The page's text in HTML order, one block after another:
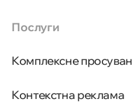
Послуги
Комплексне
Контекстна реклама